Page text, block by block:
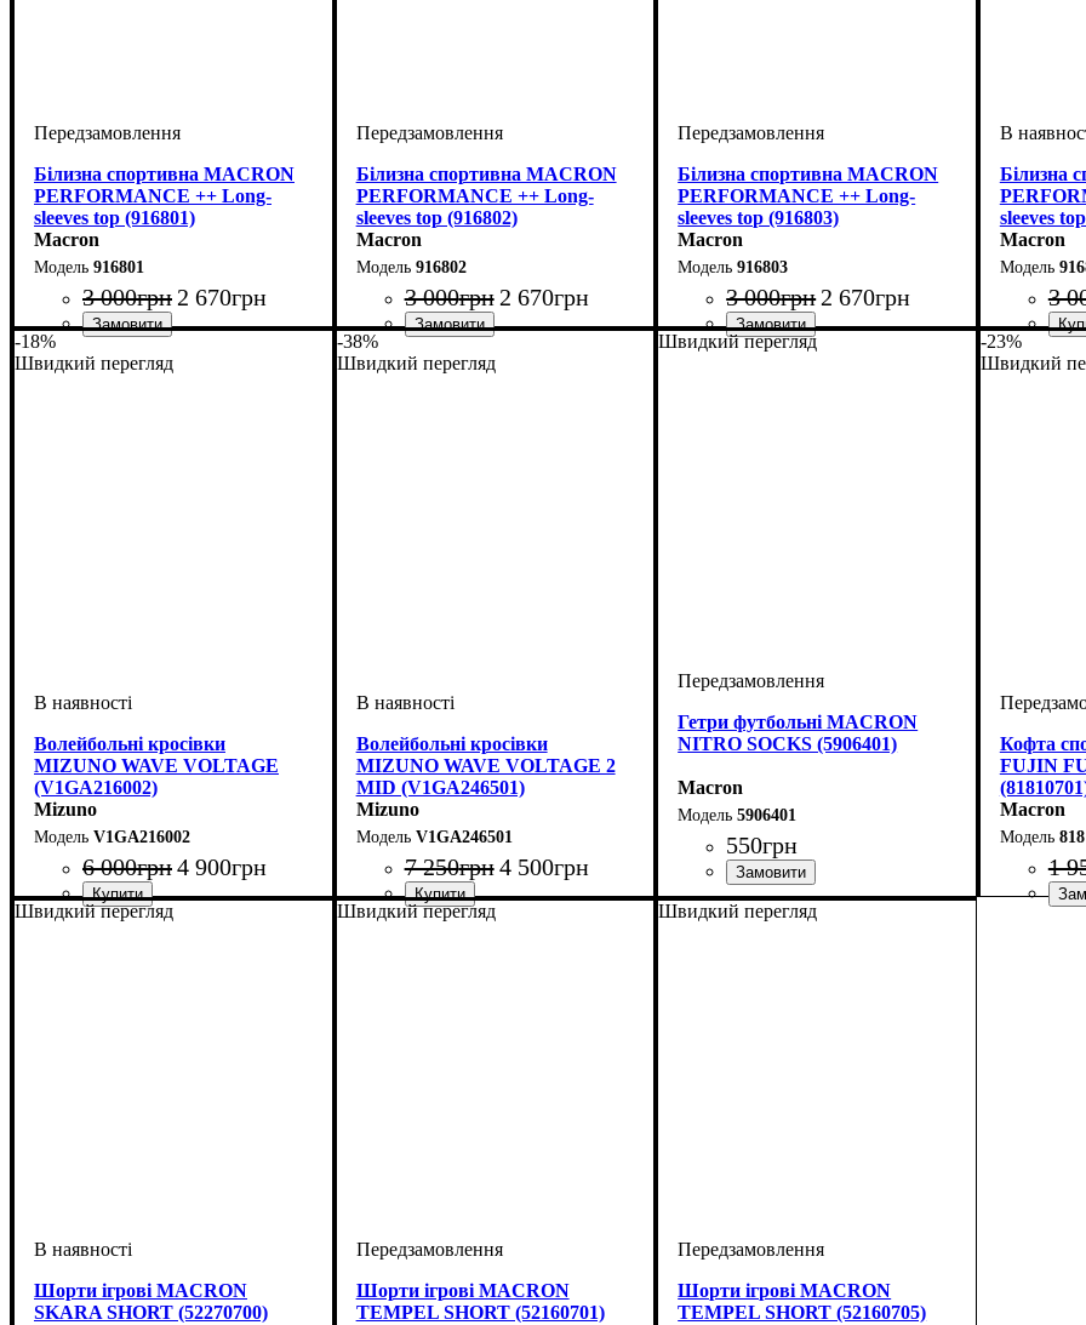
Білизна спортивна MACRON
PERFORMANCE ++ Long-
sleeves top (916801)
Macron
916801
3 000грн 2 670грн
Виробник
Колір
Білизна спортивна MACRON
PERFORMANCE ++ Long-
sleeves top (916802)
Macron
916802
3 000грн 2 670грн
Виробник
Колір
Білизна спортивна MACRON
PERFORMANCE ++ Long-
sleeves top (916803)
Macron
916803
3 000грн 2 670грн
Виробник: Macron
Колір: Синій
Білизна
sleeves
Macron
3
Виробник
Колір
-18%
Швидкий перегляд
Волейбольні кросівки
MIZUNO WAVE VOLTAGE
(V1GA216002)
Mizuno
V1GA216002
6 000грн4 900грн
Стать: Унісекс, Жіночий,
Виробник: Mizuno
Колір: Червоний
Спорт: Волейбол
-38%
Швидкий перегляд
Волейбольні кросівки
MIZUNO WAVE VOLTAGE 2
MID (V1GA246501)
Mizuno
V1GA246501
7 250грн 4 500грн
Стать: Унісекс
Виробник: Mizuno
Колір: Синій
Спорт: Волейбол
Швидкий перегляд
Гетри футбольні MACRON
NITRO SOCKS (5906401)
Macron
5906401
550грн
Стать: Дитяче, Жіночий, Унісекс,
Чоловічий
Виробник: Macron
Колір: Білий
-23%
Швидкий
Кофта
FUJIN
Macron
1
Швидкий перегляд
Шорти ігрові MACRON
SKARA SHORT (52270700)
Швидкий перегляд
Шорти ігрові MACRON
TEMPEL SHORT (52160701)
Швидкий перегляд
Шорти ігрові MACRON
TEMPEL SHORT (52160705)